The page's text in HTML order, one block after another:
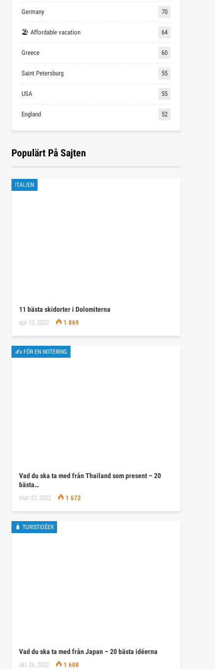
Germany 70
🏖 Affordable vacation 64
Greece 60
Saint Petersburg 55
USA 55
England 52
Populärt På Sajten
ITALIEN
11 bästa skidorter i Dolomiterna
apr 13, 2022 1 869
✍ FÖR EN NOTERING
Vad du ska ta med från Thailand som present – 20
bästa…
mar 22, 2022 1 672
🧳 TURISTIDÉER
Vad du ska ta med från Japan – 20 bästa idéerna
okt 26, 2022 1 608